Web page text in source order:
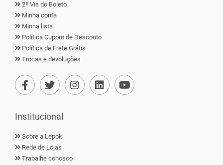
2ª Via do Boleto
Minha conta
Minha lista
Política Cupom de Desconto
Política de Frete Grátis
Trocas e devoluções
Institucional
Sobre a Lepok
Rede de Lojas
Trabalhe conosco